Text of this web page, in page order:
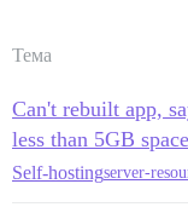
Тема
Can't rebuilt app,
less than 5GB
Self-hostingserver-